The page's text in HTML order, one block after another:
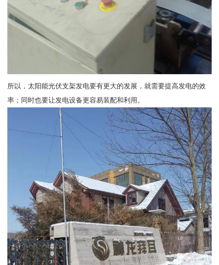
所以，太阳能光伏支架发电要有更大的发展，就需要提高发电的效
率；同时也要让发电设备更容易装配和利用。